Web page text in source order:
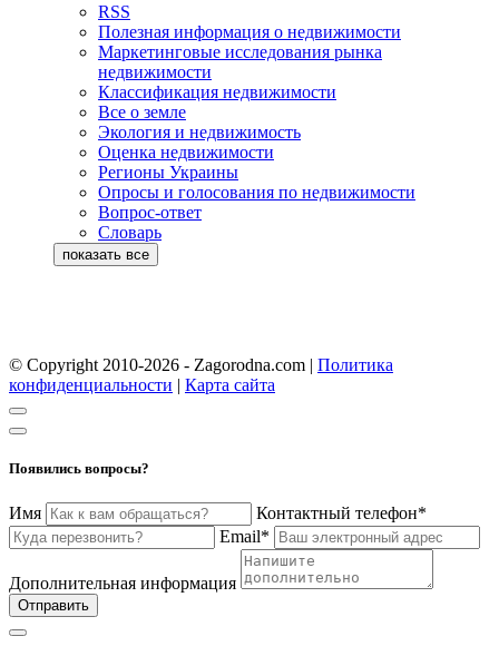
RSS
Полезная информация о недвижимости
Маркетинговые исследования рынка
недвижимости
Классификация недвижимости
Все о земле
Экология и недвижимость
Оценка недвижимости
Регионы Украины
Опросы и голосования по недвижимости
Вопрос-ответ
Словарь
© Copyright 2010-2026 - Zagorodna.com | Политика
конфиденциальности | Карта сайта
Появились вопросы?
Имя
Контактный телефон*
Email*
Дополнительная информация
Отправить